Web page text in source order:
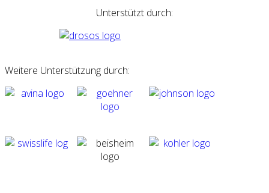
Unterstützt durch:
Weitere Unterstützung durch: